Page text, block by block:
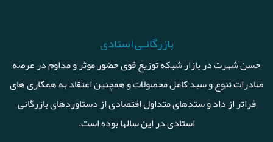
بازرگانـی استادی
حسن شهرت در بازار شبکه توزیع قوی حضور موثر و مداوم در عرصه
صادرات تنوع و سبد کامل محصولات و همچنین اعتقاد به همکاری های
فراتر از داد و ستدهای متداول اقتصادی از دستاوردهای بازرگانی
استادی در این سالها بوده است.